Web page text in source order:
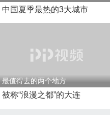
中国夏季最热的3大城市
最值得去的两个地方
被称“浪漫之都”的大连